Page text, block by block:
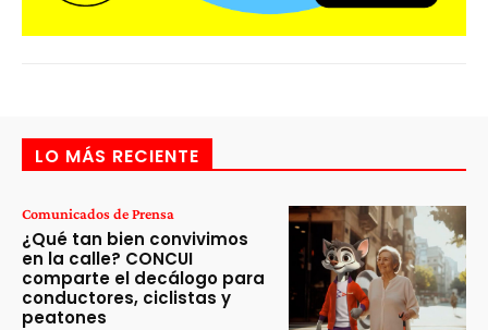
LO MÁS RECIENTE
Comunicados de Prensa
¿Qué tan bien convivimos
en la calle? CONCUI
comparte el decálogo para
conductores, ciclistas y
peatones